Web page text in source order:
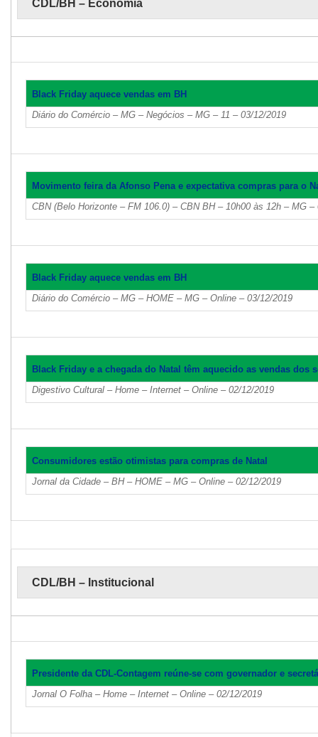
CDL/BH – Economia
Black Friday aquece vendas em BH
Diário do Comércio – MG – Negócios – MG – 11 – 03/12/2019
Movimento feira da Afonso Pena e expectativa compras para o
CBN (Belo Horizonte – FM 106.0) – CBN BH – 10h00 às 12h – MG –
Black Friday aquece vendas em BH
Diário do Comércio – MG – HOME – MG – Online – 03/12/2019
Black Friday e a chegada do Natal têm aquecido as vendas dos
Digestivo Cultural – Home – Internet – Online – 02/12/2019
Consumidores estão otimistas para compras de Natal
Jornal da Cidade – BH – HOME – MG – Online – 02/12/2019
CDL/BH – Institucional
Presidente da CDL-Contagem reúne-se com governador e
Jornal O Folha – Home – Internet – Online – 02/12/2019